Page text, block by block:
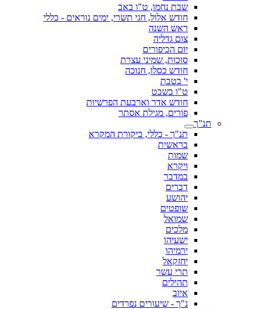
שבת נחמו, ט"ו באב
חודש אלול, חגי תשרי, ימים נוראים - כללי
ראש השנה
צום גדליה
יום הכיפורים
סוכות, שמיני עצרת
חודש כסלו, חנוכה
י' בטבת
ט"ו בשבט
חודש אדר וארבעת הפרשיות
פורים, מגילת אסתר
תנ"ך
תנ"ך - כללי, ביקורת המקרא
בראשית
שמות
ויקרא
במדבר
דברים
יהושע
שופטים
שמואל
מלכים
ישעיהו
ירמיהו
יחזקאל
תרי עשר
תהילים
איוב
נ"ך - שיעורים נפרדים